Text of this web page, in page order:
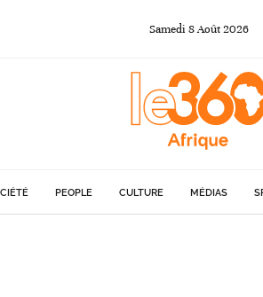
Samedi 8Août2026
PEOPLE CULTURE MÉDIAS